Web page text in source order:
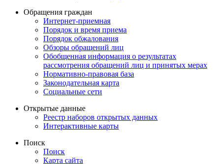
Обращения граждан
Интернет-приемная
Порядок и время приема
Порядок обжалования
Обзоры обращений лиц
Обобщенная информация о результатах
рассмотрения обращений лиц и принятых мерах
Нормативно-правовая база
Законодательная карта
Социальные сети
Открытые данные
Реестр наборов открытых данных
Интерактивные карты
Поиск
Поиск
Карта сайта